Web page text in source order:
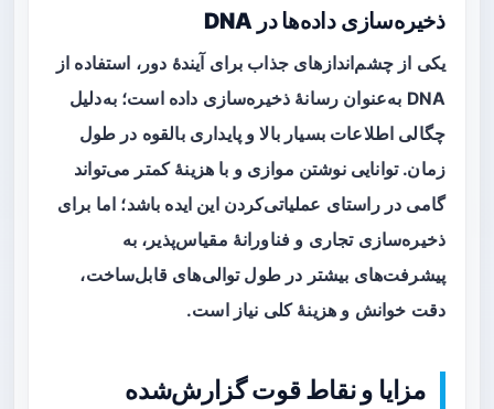
ذخیره‌سازی داده‌ها در DNA
یکی از چشم‌اندازهای جذاب برای آیندهٔ دور، استفاده از
DNA به‌عنوان رسانهٔ ذخیره‌سازی داده است؛ به‌دلیل
چگالی اطلاعات بسیار بالا و پایداری بالقوه در طول
زمان. توانایی نوشتن موازی و با هزینهٔ کمتر می‌تواند
گامی در راستای عملیاتی‌کردن این ایده باشد؛ اما برای
ذخیره‌سازی تجاری و فناورانهٔ مقیاس‌پذیر، به
پیشرفت‌های بیشتر در طول توالی‌های قابل‌ساخت،
دقت خوانش و هزینهٔ کلی نیاز است.
مزایا و نقاط قوت گزارش‌شده